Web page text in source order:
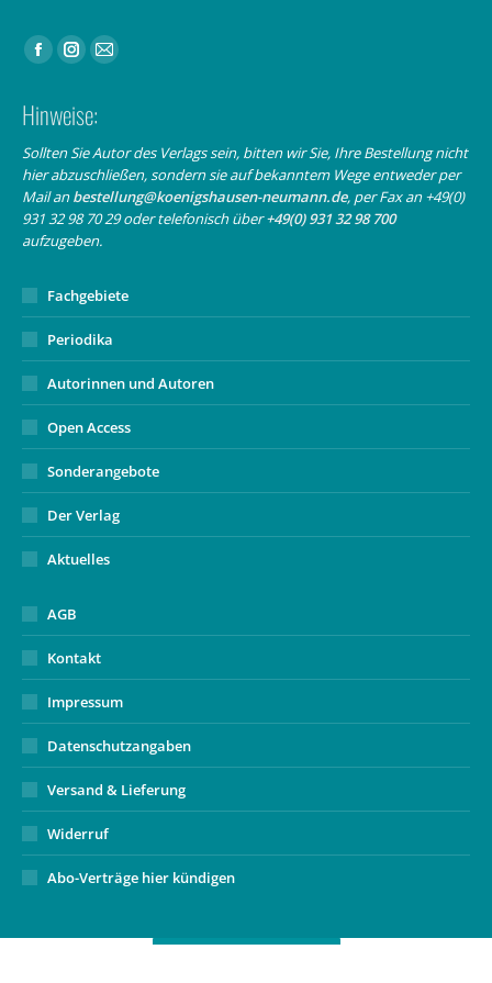
Finden Sie uns auf:
Facebook
opens
in
new
window
Instagram
opens
in
new
window
E-
opens
in
new
Hinweise:
Sollten Sie Autor des Verlags sein, bitten wir Sie, Ihre Bestellung nicht
hier abzuschließen, sondern sie auf bekanntem Wege entweder per
Mail anbestellung@koenigshausen-neumann.de, per Fax an +49(0)
931 32 98 70 29 oder telefonisch über+49(0) 931 32 98 700
aufzugeben.
Fachgebiete
Periodika
Autorinnen und Autoren
Open Access
Sonderangebote
Der Verlag
Aktuelles
AGB
Kontakt
Impressum
Datenschutzangaben
Versand & Lieferung
Widerruf
Abo-Verträge hier kündigen